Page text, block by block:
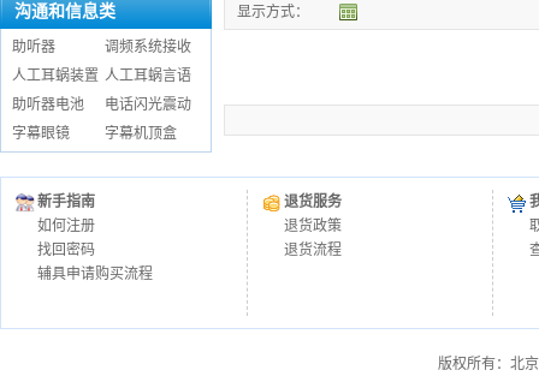
沟通和信息类
助听器
调频系统接收
人工耳蜗装置 人工耳蜗言语
助听器电池
电话闪光震动
字幕眼镜
字幕机顶盒
显示方式：
新手指南
如何注册
找回密码
辅具申请购买流程
退货服务
退货政策
退货流程
版权所有：北